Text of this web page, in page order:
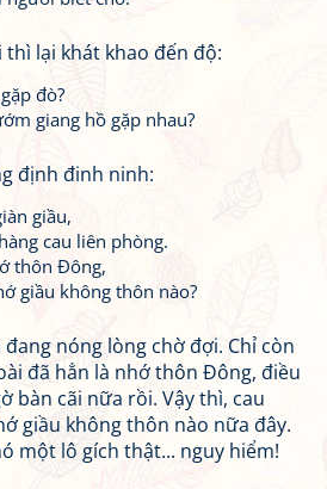
lại khát khao đến độ:
đò?
giang hồ gặp nhau?
định đinh ninh:
giầu,
cau liên phòng.
thôn Đông,
giầu không thôn nào?
đang nóng lòng chờ đợi. Chỉ còn
đã hẳn là nhớ thôn Đông, điều
bàn cãi nữa rồi. Vậy thì, cau
giầu không thôn nào nữa đây.
một lô gích thật... nguy hiểm!